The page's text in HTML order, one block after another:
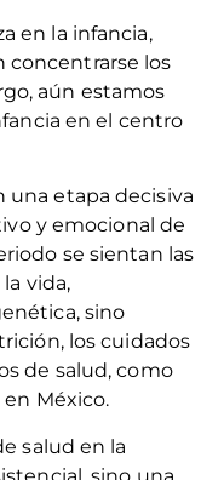
en la infancia,
concentrarse los
aún estamos
en el centro
una etapa decisiva
y emocional de
se sientan las
vida,
sino
los cuidados
de salud, como
México.
salud en la
sino una